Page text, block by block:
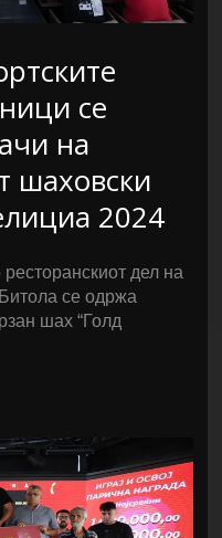
се
на
шаховски
2024
дел на
се одржа
шах “Голд